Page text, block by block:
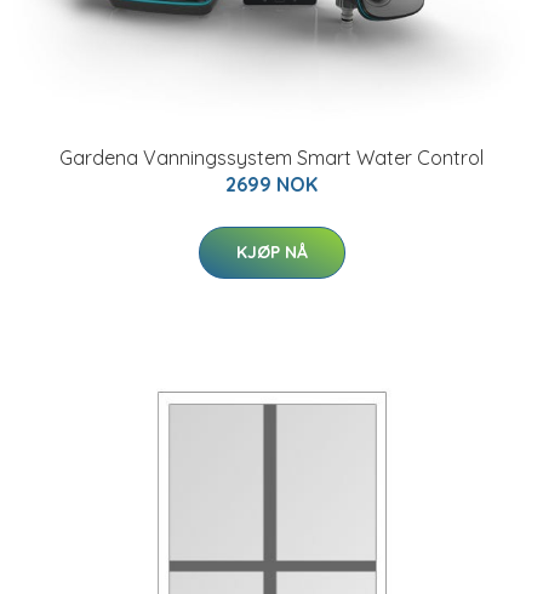
Gardena Vanningssystem Smart Water Control
2699 NOK
KJØP NÅ